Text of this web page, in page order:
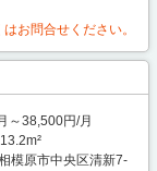
お問合せください。
～38,500円/月
模原市中央区清新7-